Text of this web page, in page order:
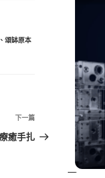
頌缽原本
下
一
下一篇
癒手扎